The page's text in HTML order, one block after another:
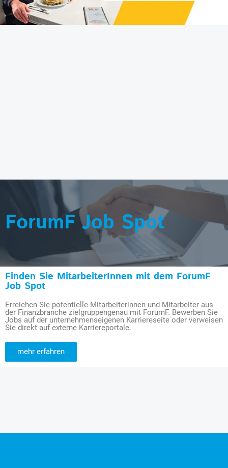
ForumF Job Spot
Finden Sie MitarbeiterInnen mit dem ForumF
Job Spot
Erreichen Sie potentielle Mitarbeiterinnen und Mitarbeiter aus
der Finanzbranche zielgruppengenau mit ForumF. Bewerben Sie
Jobs auf der unternehmenseigenen Karriereseite oder verweisen
Sie direkt auf externe Karriereportale.
mehr erfahren